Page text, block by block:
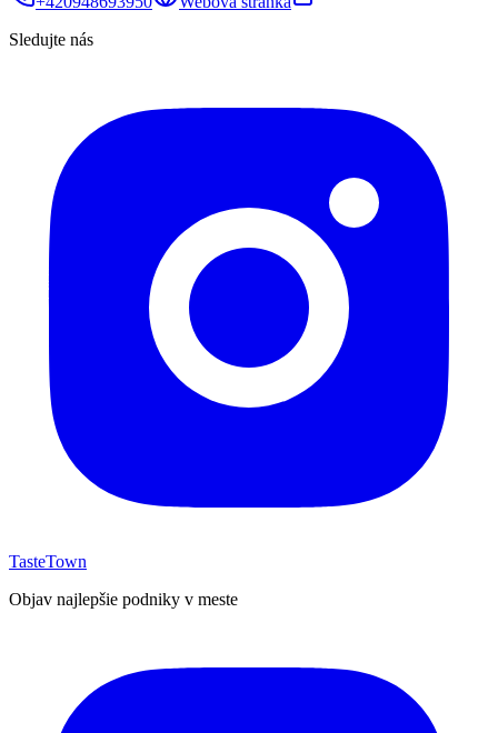
Sledujte nás
TasteTown
Objav najlepšie podniky v meste